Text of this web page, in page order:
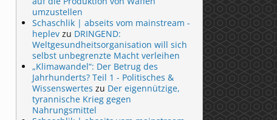
umzustellen
Schaschlik | abseits vom mainstream -
heplev zu DRINGEND:
Weltgesundheitsorganisation will sich
selbst unbegrenzte Macht verleihen
„Klimawandel“: Der Betrug des
Jahrhunderts? Teil 1 - Politisches &
Wissenswertes zu Der eigennützige,
tyrannische Krieg gegen
Nahrungsmittel